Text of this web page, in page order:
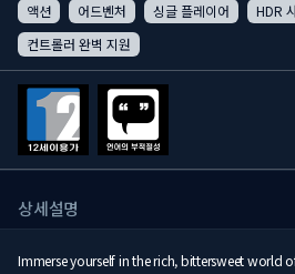
액션 어드벤처 싱글 플레이어
HDR
컨트롤러 완벽 지원
상세설명
Immerse yourself in the rich, bittersweet world